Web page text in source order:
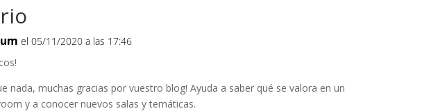
el 05/11/2020 a las 17:46
nada, muchas gracias por vuestro blog! Ayuda a saber qué se valora en un
y a conocer nuevos salas y temáticas.